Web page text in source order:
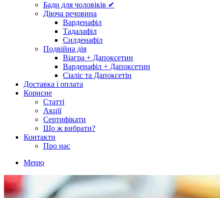
Бади для чоловіків ✔
Діюча речовина
Варденафіл
Тадалафіл
Силденафіл
Подвійна дія
Віагра + Дапоксетин
Варденафіл + Дапоксетин
Сіаліс та Дапоксетін
Доставка і оплата
Корисне
Статті
Акції
Сертифікати
Що ж вибрати?
Контакти
Про нас
Меню